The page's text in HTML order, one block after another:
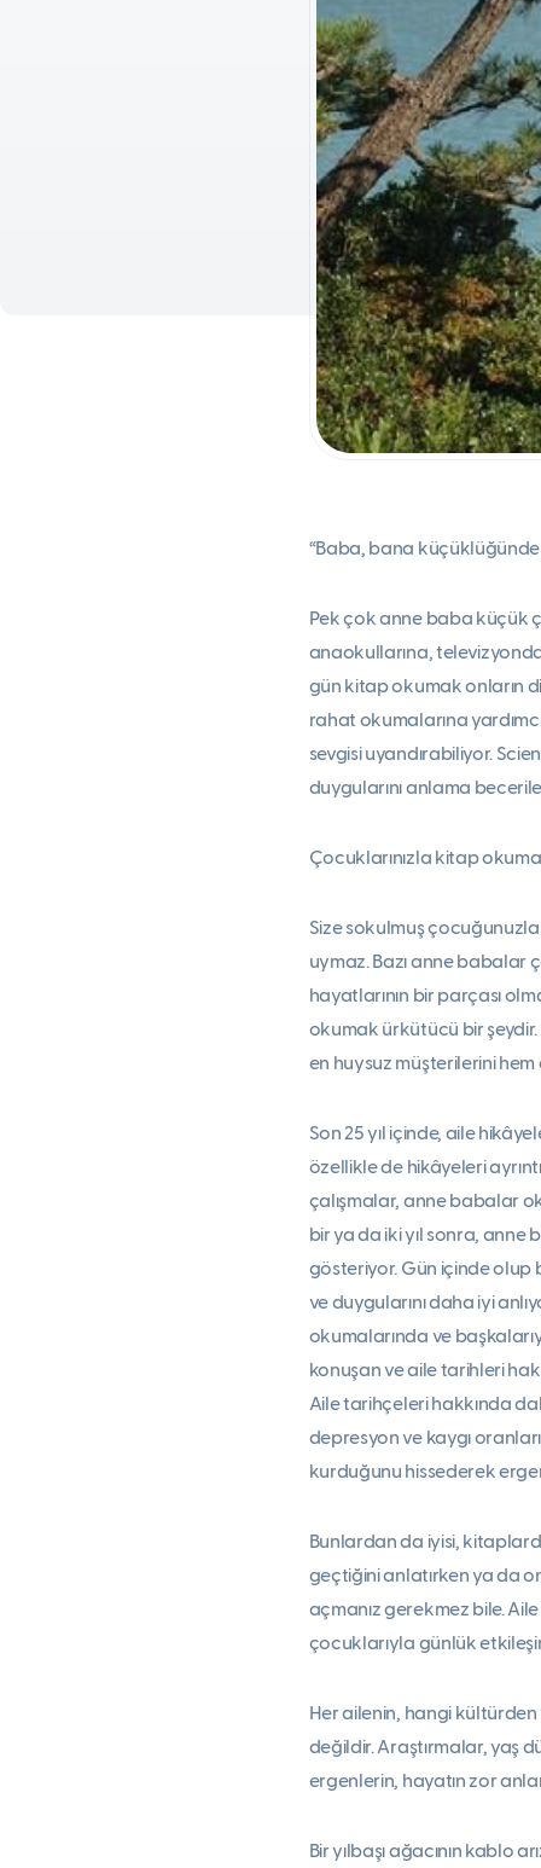
“Baba, bana
Pek çok anne baba küçük
anaokullarına,
gün kitap okumak onların
rahat okumalarına
sevgisi uyandırabiliyor.
duygularını anlama
Çocuklarınızla kitap
Size sokulmuş
uymaz. Bazı anne
hayatlarının bir parçası
okumak ürkütücü bir
en huysuz müşterilerini
Son 25 yıl içinde, aile
özellikle de hikâyeleri
çalışmalar, anne babalar
bir ya da iki yıl sonra,
gösteriyor. Gün içinde olup
ve duygularını daha iyi
okumalarında ve
konuşan ve aile tarihleri
Aile tarihçeleri hakkında
depresyon ve kaygı
kurduğunu hissederek
Bunlardan da iyisi,
geçtiğini anlatırken ya da
açmanız gerekmez bile.
çocuklarıyla günlük
Her ailenin, hangi
değildir. Araştırmalar, yaş
ergenlerin, hayatın zor
Bir yılbaşı ağacının kablo